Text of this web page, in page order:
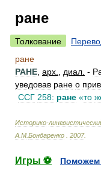
ране
Толкование
ране
РАНЕ арх диал -
уведовав ране о
ССГ 258: ране «то
Историко-
А М Бондаренко 2007.
Игры ⚽
Поможем